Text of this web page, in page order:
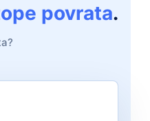
povrata.